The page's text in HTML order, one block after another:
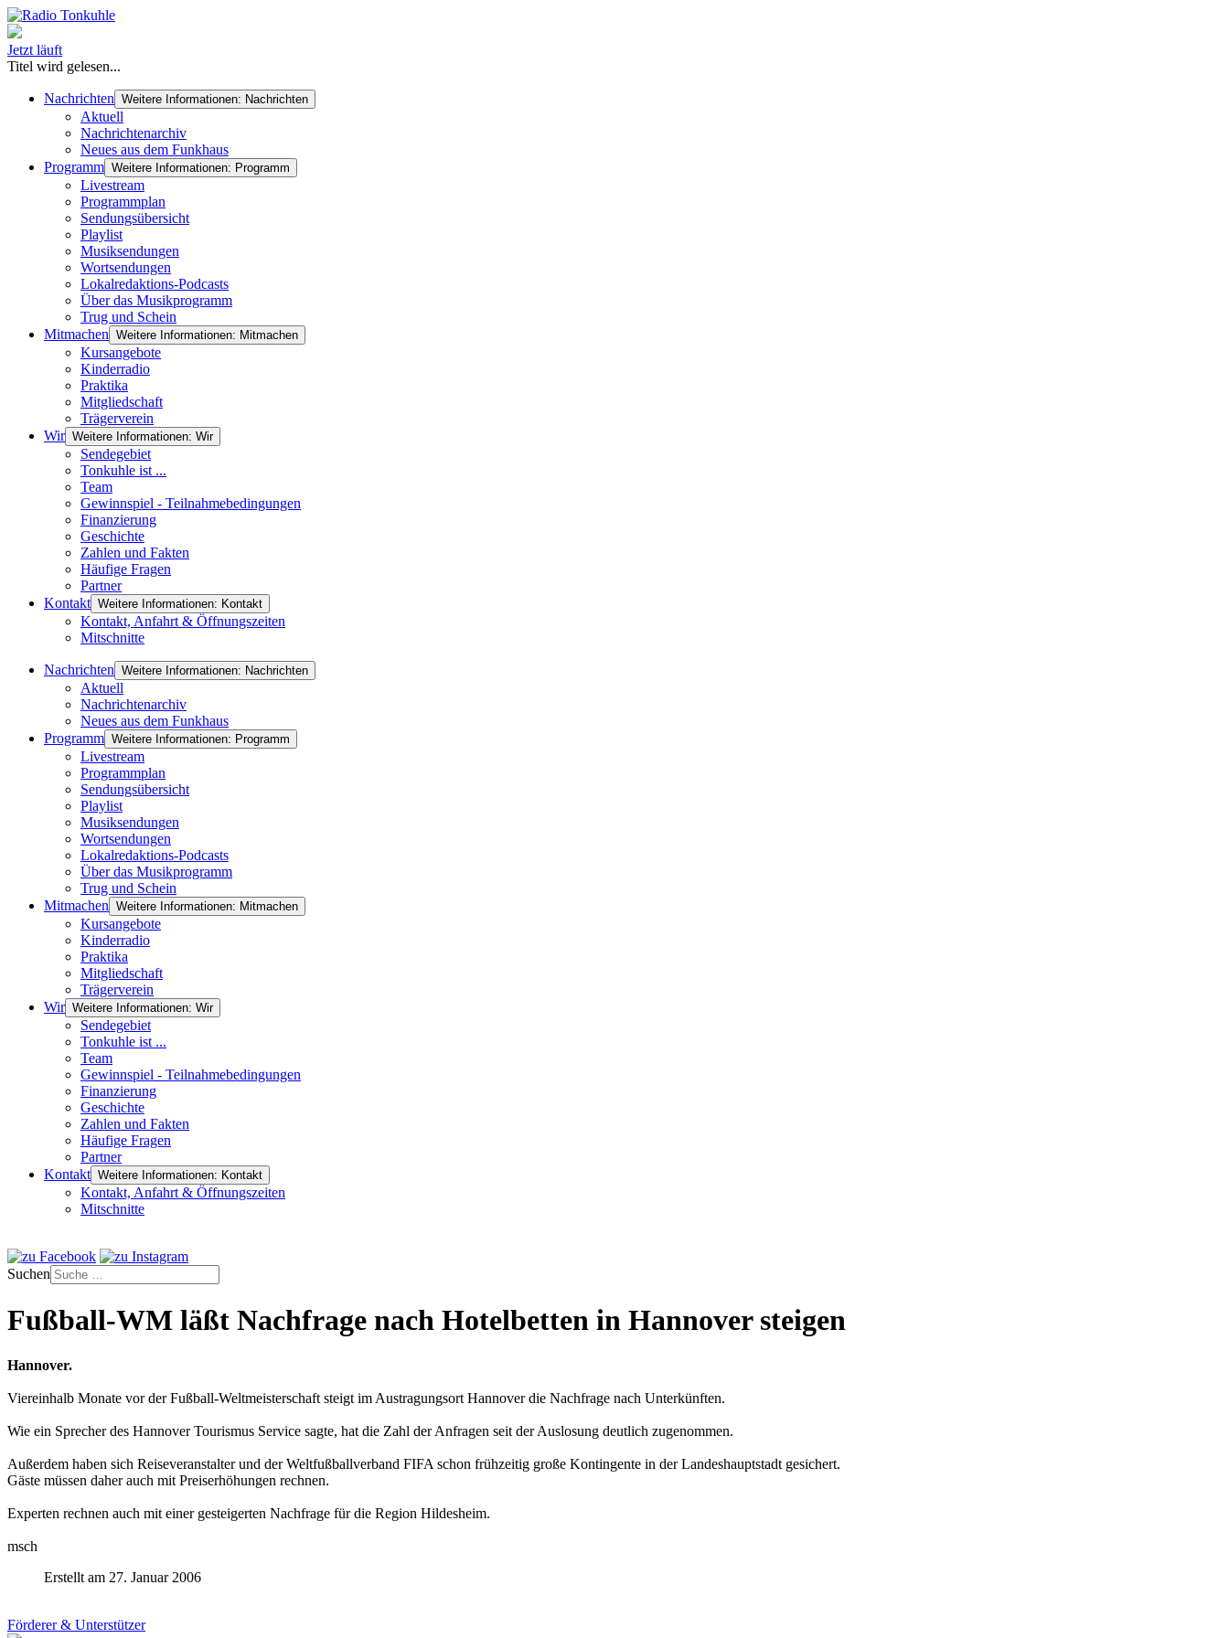
Jetzt läuft
Titel wird gelesen...
Nachrichten Weitere Informationen: Nachrichten
Aktuell
Nachrichtenarchiv
Neues aus dem Funkhaus
Programm Weitere Informationen: Programm
Livestream
Programmplan
Sendungsübersicht
Playlist
Musiksendungen
Wortsendungen
Lokalredaktions-Podcasts
Über das Musikprogramm
Trug und Schein
Mitmachen Weitere Informationen: Mitmachen
Kursangebote
Kinderradio
Praktika
Mitgliedschaft
Trägerverein
Wir Weitere Informationen: Wir
Sendegebiet
Tonkuhle ist ...
Team
Gewinnspiel - Teilnahmebedingungen
Finanzierung
Geschichte
Zahlen und Fakten
Häufige Fragen
Partner
Kontakt Weitere Informationen: Kontakt
Kontakt, Anfahrt & Öffnungszeiten
Mitschnitte
Nachrichten Weitere Informationen: Nachrichten
Aktuell
Nachrichtenarchiv
Neues aus dem Funkhaus
Programm Weitere Informationen: Programm
Livestream
Programmplan
Sendungsübersicht
Playlist
Musiksendungen
Wortsendungen
Lokalredaktions-Podcasts
Über das Musikprogramm
Trug und Schein
Mitmachen Weitere Informationen: Mitmachen
Kursangebote
Kinderradio
Praktika
Mitgliedschaft
Trägerverein
Wir Weitere Informationen: Wir
Sendegebiet
Tonkuhle ist ...
Team
Gewinnspiel - Teilnahmebedingungen
Finanzierung
Geschichte
Zahlen und Fakten
Häufige Fragen
Partner
Kontakt Weitere Informationen: Kontakt
Kontakt, Anfahrt & Öffnungszeiten
Mitschnitte
Suchen
Fußball-WM läßt Nachfrage nach Hotelbetten in Hannover steigen
Hannover.
Viereinhalb Monate vor der Fußball-Weltmeisterschaft steigt im Austragungsort Hannover die Nachfrage nach Unterkünften.
Wie ein Sprecher des Hannover Tourismus Service sagte, hat die Zahl der Anfragen seit der Auslosung deutlich zugenommen.
Außerdem haben sich Reiseveranstalter und der Weltfußballverband FIFA schon frühzeitig große Kontingente in der Landeshauptstadt gesichert.
Gäste müssen daher auch mit Preiserhöhungen rechnen.
Experten rechnen auch mit einer gesteigerten Nachfrage für die Region Hildesheim.
msch
Erstellt am 27. Januar 2006
Förderer & Unterstützer